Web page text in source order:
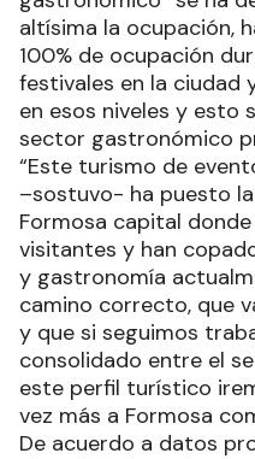
altísima la ocupación,
100% de ocupación
festivales en la ciudad
en esos niveles y esto
sector gastronómico
“Este turismo de
–sostuvo- ha puesto
Formosa capital
visitantes y han
y gastronomía
camino correcto, que
y que si seguimos
consolidado entre el
este perfil turístico
vez más a Formosa
De acuerdo a datos